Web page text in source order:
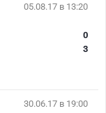
05.08.17 в 13:20
0
3
30.06.17 в 19:00